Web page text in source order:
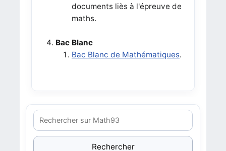
documents liès à l'épreuve de
maths.
Bac Blanc
Bac Blanc de Mathématiques.
Rechercher